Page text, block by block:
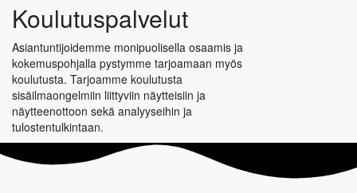
Koulutuspalvelut
Asiantuntijoidemme monipuolisella osaamis ja
kokemuspohjalla pystymme tarjoamaan myös
koulutusta. Tarjoamme koulutusta
sisäilmaongelmiin liittyviin näytteisiin ja
näytteenottoon sekä analyyseihin ja
tulostentulkintaan.